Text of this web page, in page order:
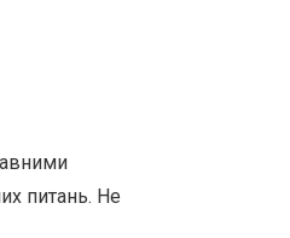
питань. Не